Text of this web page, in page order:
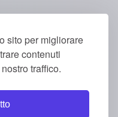
sito per migliorare
contenuti
traffico.